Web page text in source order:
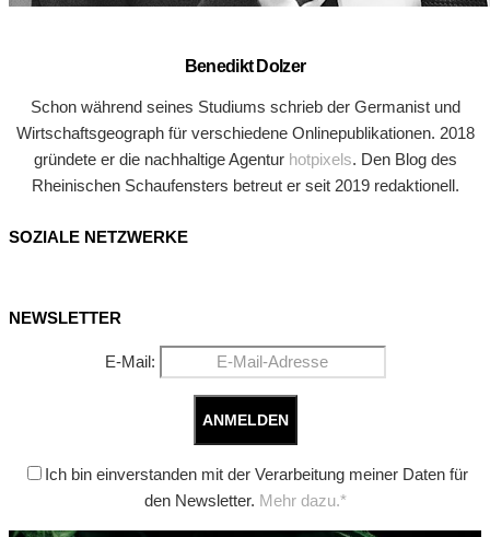
Benedikt Dolzer
Schon während seines Studiums schrieb der Germanist und
Wirtschaftsgeograph für verschiedene Onlinepublikationen. 2018
gründete er die nachhaltige Agentur hotpixels. Den Blog des
Rheinischen Schaufensters betreut er seit 2019 redaktionell.
SOZIALE NETZWERKE
NEWSLETTER
E-Mail:
Ich bin einverstanden mit der Verarbeitung meiner Daten für
den Newsletter. Mehr dazu.*